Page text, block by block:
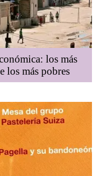
los más
los más pobres